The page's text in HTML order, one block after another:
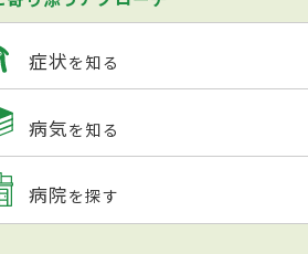
症状を知る
病気を知る
病院を探す